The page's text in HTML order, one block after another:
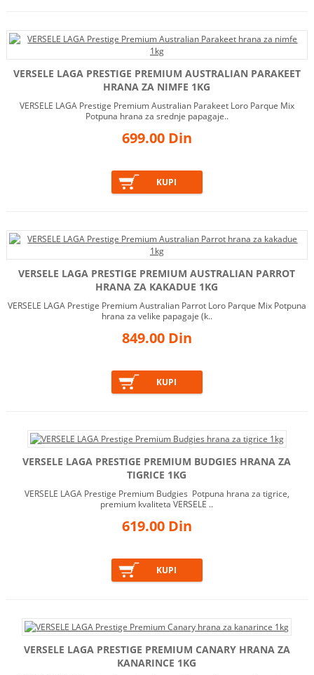
VERSELE LAGA PRESTIGE PREMIUM AUSTRALIAN PARAKEET
HRANA ZA NIMFE 1KG
VERSELE LAGA Prestige Premium Australian Parakeet Loro Parque Mix
Potpuna hrana za srednje papagaje..
699.00 Din
VERSELE LAGA PRESTIGE PREMIUM AUSTRALIAN PARROT
HRANA ZA KAKADUE 1KG
VERSELE LAGA Prestige Premium Australian Parrot Loro Parque Mix Potpuna
hrana za velike papagaje (k..
849.00 Din
VERSELE LAGA PRESTIGE PREMIUM BUDGIES HRANA ZA
TIGRICE 1KG
VERSELE LAGA Prestige Premium Budgies Potpuna hrana za tigrice,
premium kvaliteta VERSELE ..
619.00 Din
VERSELE LAGA PRESTIGE PREMIUM CANARY HRANA ZA
KANARINCE 1KG